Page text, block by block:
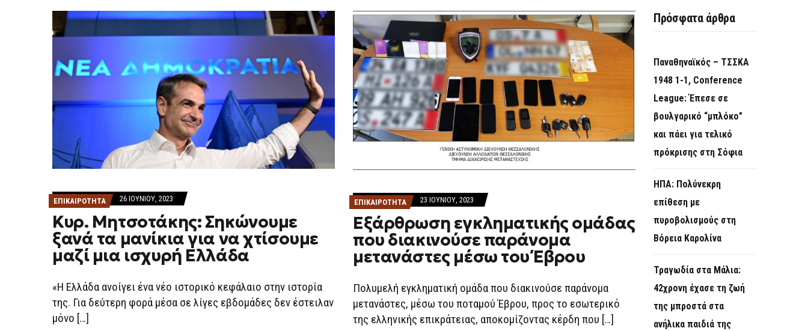
ΕΠΙΚΑΙΡΟΤΗΤΑ 26 ΙΟΥΝΊΟΥ, 2023
Κυρ. Μητσοτάκης: Σηκώνουμε
ξανά τα μανίκια για να χτίσουμε
μαζί μια ισχυρή Ελλάδα
«Η Ελλάδα ανοίγει ένα νέο ιστορικό κεφάλαιο στην ιστορία
της. Για δεύτερη φορά μέσα σε λίγες εβδομάδες δεν έστειλαν
μόνο […]
ΕΠΙΚΑΙΡΟΤΗΤΑ 23 ΙΟΥΝΊΟΥ, 2023
Εξάρθρωση εγκληματικής ομάδας
που διακινούσε παράνομα
μετανάστες μέσω του Έβρου
Πολυμελή εγκληματική ομάδα που διακινούσε παράνομα
μετανάστες, μέσω του ποταμού Έβρου, προς το εσωτερικό
της ελληνικής επικράτειας, αποκομίζοντας κέρδη που […]
Πρόσφατα άρθρα
Παναθηναϊκός – ΤΣΣΚΑ
1948 1-1, Conference
League: Έπεσε σε
βουλγαρικό “μπλόκο”
και πάει για τελικό
πρόκρισης στη Σόφια
ΗΠΑ: Πολύνεκρη
επίθεση με
πυροβολισμούς στη
Βόρεια Καρολίνα
Τραγωδία στα Μάλια:
42χρονη έχασε τη ζωή
της μπροστά στα
ανήλικα παιδιά της